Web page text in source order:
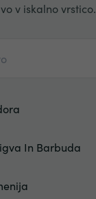
v iskalno vrstico.
In Barbuda